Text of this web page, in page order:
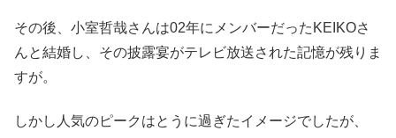
その後、小室哲哉さんは02年にメンバーだったKEIKOさ
んと結婚し、その披露宴がテレビ放送された記憶が残りま
すが。
しかし人気のピークはとうに過ぎたイメージでしたが、